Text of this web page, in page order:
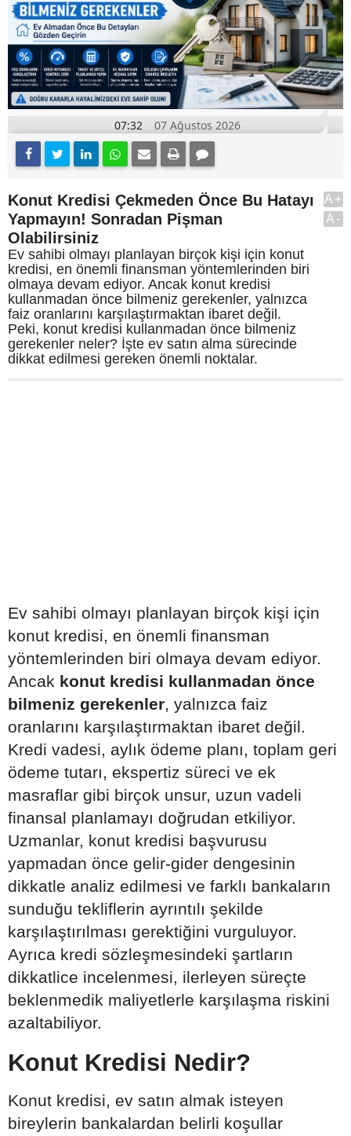
07:32 07 Ağustos 2026
Konut Kredisi Çekmeden Önce Bu Hatayı
Yapmayın! Sonradan Pişman
Olabilirsiniz
Ev sahibi olmayı planlayan birçok kişi için konut
kredisi, en önemli finansman yöntemlerinden biri
olmaya devam ediyor. Ancak konut kredisi
kullanmadan önce bilmeniz gerekenler, yalnızca
faiz oranlarını karşılaştırmaktan ibaret değil.
Peki, konut kredisi kullanmadan önce bilmeniz
gerekenler neler? İşte ev satın alma sürecinde
dikkat edilmesi gereken önemli noktalar.
A+
A-
Ev sahibi olmayı planlayan birçok kişi için
konut kredisi, en önemli finansman
yöntemlerinden biri olmaya devam ediyor.
Ancak konut kredisi kullanmadan önce
bilmeniz gerekenler, yalnızca faiz
oranlarını karşılaştırmaktan ibaret değil.
Kredi vadesi, aylık ödeme planı, toplam geri
ödeme tutarı, ekspertiz süreci ve ek
masraflar gibi birçok unsur, uzun vadeli
finansal planlamayı doğrudan etkiliyor.
Uzmanlar, konut kredisi başvurusu
yapmadan önce gelir-gider dengesinin
dikkatle analiz edilmesi ve farklı bankaların
sunduğu tekliflerin ayrıntılı şekilde
karşılaştırılması gerektiğini vurguluyor.
Ayrıca kredi sözleşmesindeki şartların
dikkatlice incelenmesi, ilerleyen süreçte
beklenmedik maliyetlerle karşılaşma riskini
azaltabiliyor.
Konut Kredisi Nedir?
Konut kredisi, ev satın almak isteyen
bireylerin bankalardan belirli koşullar